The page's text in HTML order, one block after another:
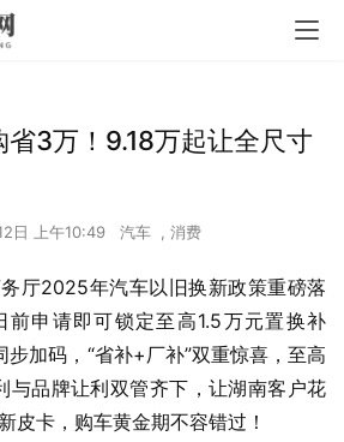
省3万！9.18万起让全尺寸
日 上午10:49 汽车 , 消费
厅2025年汽车以旧换新政策重磅落
前申请即可锁定至高1.5万元置换补
步加码，“省补+厂补”双重惊喜，至高
与品牌让利双管齐下，让湖南客户花
皮卡，购车黄金期不容错过！